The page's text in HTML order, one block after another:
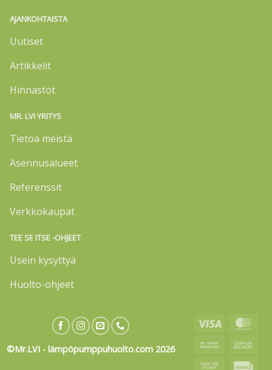
AJANKOHTAISTA
Uutiset
Artikkelit
Hinnastot
MR. LVI YRITYS
Tietoa meistä
Asennusalueet
Referenssit
Verkkokaupat
TEE SE ITSE -OHJEET
Usein kysyttyä
Huolto-ohjeet
©Mr.LVI - lämpöpumppuhuolto.com 2026
Visa
Bank
Cash